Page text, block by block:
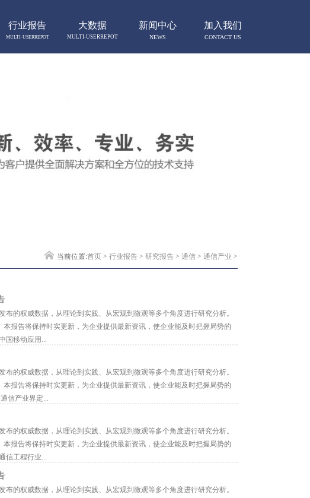
行业报告
MULTI-USERREPOT
大数据
MULTI-USERREPOT
新闻中心
NEWS
加入我们
CONTACT US
当前位置:首页 > 行业报告 > 研究报告 > 通信 > 通信产业 >
的权威数据，从理论到实践、从宏观到微观等多个角度进行研究分析。
报告将保持时实更新，为企业提供最新资讯，使企业能及时把握局势的
国移动应用...
的权威数据，从理论到实践、从宏观到微观等多个角度进行研究分析。
报告将保持时实更新，为企业提供最新资讯，使企业能及时把握局势的
信产业界定...
的权威数据，从理论到实践、从宏观到微观等多个角度进行研究分析。
报告将保持时实更新，为企业提供最新资讯，使企业能及时把握局势的
信工程行业...
的权威数据，从理论到实践、从宏观到微观等多个角度进行研究分析。